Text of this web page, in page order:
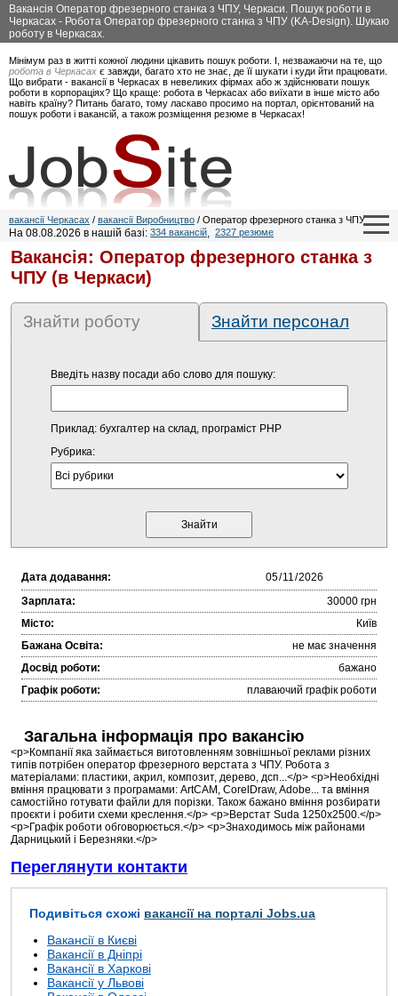
Вакансія Оператор фрезерного станка з ЧПУ, Черкаси. Пошук роботи в
Черкасах - Робота Оператор фрезерного станка з ЧПУ (KA-Design). Шукаю
роботу в Черкасах.
Мінімум раз в житті кожної людини цікавить пошук роботи. І, незважаючи на те, що
робота в Черкасах є завжди, багато хто не знає, де її шукати і куди йти працювати.
Що вибрати - вакансії в Черкасах в невеликих фірмах або ж здійснювати пошук
роботи в корпораціях? Що краще: робота в Черкасах або виїхати в інше місто або
навіть країну? Питань багато, тому ласкаво просимо на портал, орієнтований на
пошук роботи і вакансій, а також розміщення резюме в Черкасах!
вакансії Черкасах / вакансії Виробництво / Оператор фрезерного станка з ЧПУ
На 08.08.2026 в нашій базі: 334 вакансій, 2327 резюме
Вакансія: Оператор фрезерного станка з
ЧПУ (в Черкаси)
Знайти роботу Знайти персонал
Введіть назву посади або слово для пошуку:
Приклад: бухгалтер на склад, програміст PHP
Рубрика:
Дата додавання:
Зарплата:
30000 грн
Місто:
Київ
Бажана Освіта:
не має значення
Досвід роботи:
бажано
Графік роботи:
плаваючий графік роботи
Загальна інформація про вакансію
<p>Компанії яка займається виготовленням зовнішньої реклами різних
типів потрібен оператор фрезерного верстата з ЧПУ. Робота з
матеріалами: пластики, акрил, композит, дерево, дсп...</p> <p>Необхідні
вміння працювати з програмами: ArtCAM, CorelDraw, Adobe... та вміння
самостійно готувати файли для порізки. Також бажано вміння розбирати
проєкти і робити схеми креслення.</p> <p>Верстат Suda 1250х2500.</p>
<p>Графік роботи обговорюється.</p> <p>Знаходимось між районами
Дарницький і Березняки.</p>
Переглянути контакти
Подивіться схожі вакансії на порталі Jobs.ua
Вакансії в Києві
Вакансії в Дніпрі
Вакансії в Харкові
Вакансії у Львові